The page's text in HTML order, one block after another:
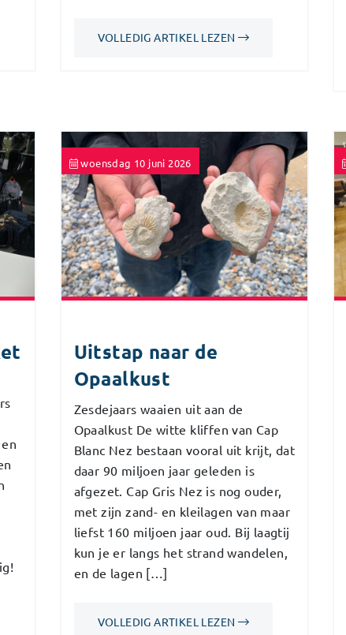
VOLLEDIG ARTIKEL LEZEN
woensdag 10 juni 2026
Uitstap naar de
Opaalkust
Zesdejaars waaien uit aan de
Opaalkust De witte kliffen van Cap
Blanc Nez bestaan vooral uit krijt, dat
daar 90 miljoen jaar geleden is
afgezet. Cap Gris Nez is nog ouder,
met zijn zand- en kleilagen van maar
liefst 160 miljoen jaar oud. Bij laagtij
kun je er langs het strand wandelen,
en de lagen […]
VOLLEDIG ARTIKEL LEZEN